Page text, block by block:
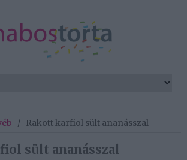
/ Rakott karfiol sült ananásszal
sült ananásszal